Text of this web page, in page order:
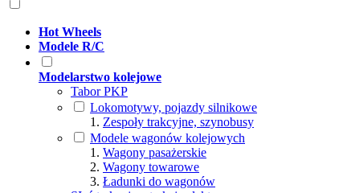
Hot Wheels
Modele R/C
Modelarstwo kolejowe
Tabor PKP
Lokomotywy, pojazdy silnikowe
Zespoły trakcyjne, szynobusy
Modele wagonów kolejowych
Wagony pasażerskie
Wagony towarowe
Ładunki do wagonów